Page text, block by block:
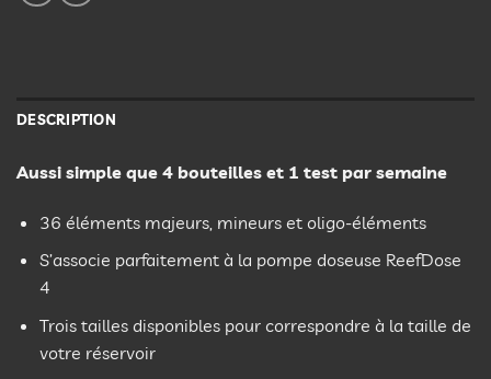
DESCRIPTION
Aussi simple que 4 bouteilles et 1 test par semaine
36 éléments majeurs, mineurs et oligo-éléments
S’associe parfaitement à la pompe doseuse ReefDose
4
Trois tailles disponibles pour correspondre à la taille de
votre réservoir